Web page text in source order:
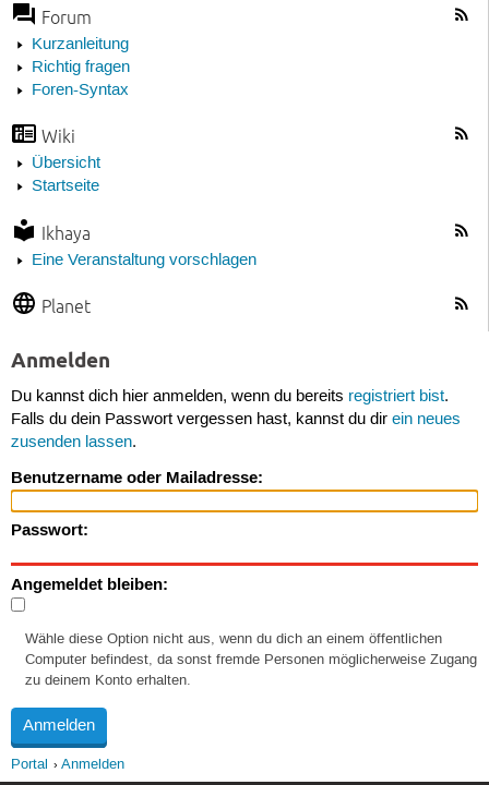
Forum
Kurzanleitung
Richtig fragen
Foren-Syntax
Wiki
Übersicht
Startseite
Ikhaya
Eine Veranstaltung vorschlagen
Planet
Anmelden
Du kannst dich hier anmelden, wenn du bereits registriert bist.
Falls du dein Passwort vergessen hast, kannst du dir ein neues
zusenden lassen.
Benutzername oder Mailadresse:
Passwort:
Angemeldet bleiben:
Wähle diese Option nicht aus, wenn du dich an einem öffentlichen
Computer befindest, da sonst fremde Personen möglicherweise Zugang
zu deinem Konto erhalten.
Portal Anmelden